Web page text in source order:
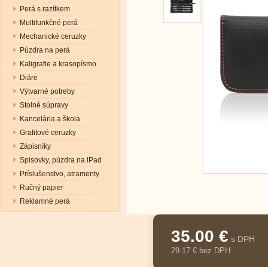
Perá s razítkem
Multifunkčné perá
Mechanické ceruzky
Púzdra na perá
Kaligrafie a krasopísmo
Diáre
Výtvarné potreby
Stolné súpravy
Kancelária a škola
Grafitové ceruzky
Zápisníky
Spisovky, púzdra na iPad
Príslušenstvo, atramenty
Ručný papier
Reklamné perá
35.00 € s DPH
29.17 € bez DPH